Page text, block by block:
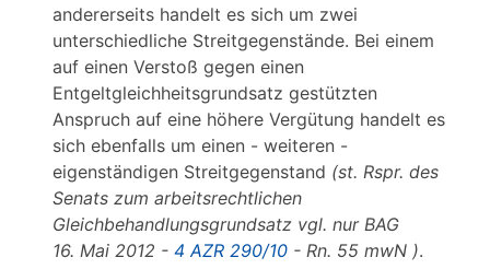
andererseits handelt es sich um zwei
unterschiedliche Streitgegenstände. Bei einem
auf einen Verstoß gegen einen
Entgeltgleichheitsgrundsatz gestützten
Anspruch auf eine höhere Vergütung handelt es
sich ebenfalls um einen - weiteren -
eigenständigen Streitgegenstand (st. Rspr. des
Senats zum arbeitsrechtlichen
Gleichbehandlungsgrundsatz vgl. nur BAG
16. Mai 2012 - 4 AZR 290/10 - Rn. 55 mwN ).